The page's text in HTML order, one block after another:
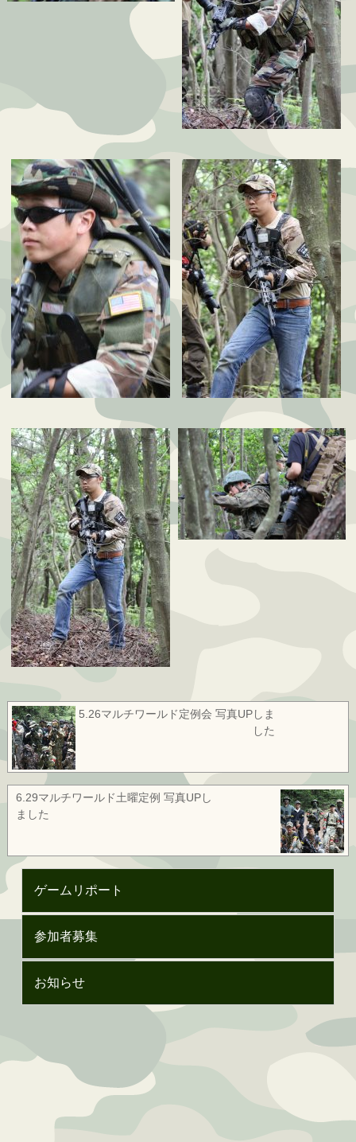
5.26マルチワールド定例会 写真UPしま
した
6.29マルチワールド土曜定例 写真UPし
ました
ゲームリポート
参加者募集
お知らせ